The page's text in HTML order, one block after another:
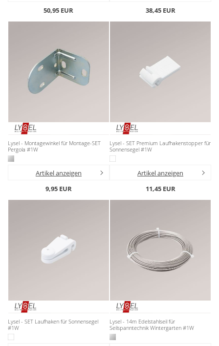
50,95 EUR
38,45 EUR
Lysel - Montagewinkel für Montage-SET
Pergola #1W
Artikel anzeigen
9,95 EUR
Lysel - SET Premium Laufhakenstopper für
Sonnensegel #1W
Artikel anzeigen
11,45 EUR
Lysel - SET Laufhaken für Sonnensegel
#1W
Lysel - 14m Edelstahlseil für
Seilspanntechnik Wintergarten #1W